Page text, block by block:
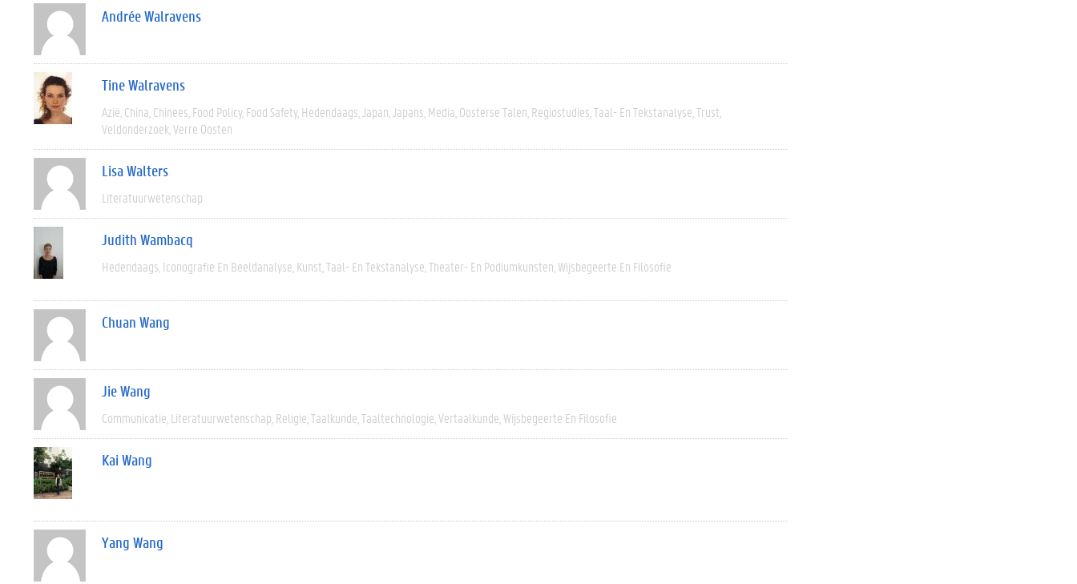
Andrée Walravens
Tine Walravens
Azië China Chinees Food Policy Food Safety Hedendaags Japan Japans Media Oosterse Talen Regiostudies Taal- En Tekstanalyse Trust
Veldonderzoek Verre Oosten
Lisa Walters
Literatuurwetenschap
Judith Wambacq
Hedendaags Iconografie En Beeldanalyse Kunst Taal- En Tekstanalyse Theater- En Podiumkunsten Wijsbegeerte En Filosofie
Chuan Wang
Jie Wang
Communicatie Literatuurwetenschap Religie Taalkunde Taaltechnologie Vertaalkunde Wijsbegeerte En Filosofie
Kai Wang
Yang Wang